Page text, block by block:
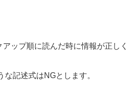
ップ順に読んだ時に情報が正しく
記述式はNGとします。